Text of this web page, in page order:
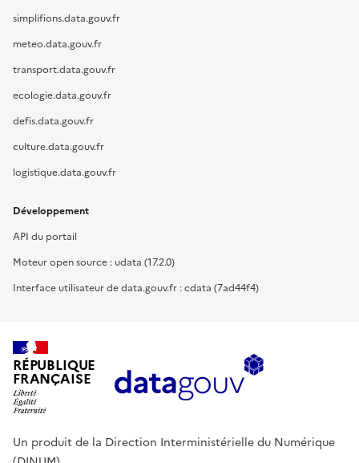
simplifions.data.gouv.fr
meteo.data.gouv.fr
transport.data.gouv.fr
ecologie.data.gouv.fr
defis.data.gouv.fr
culture.data.gouv.fr
logistique.data.gouv.fr
Développement
API du portail
Moteur open source : udata (17.2.0)
Interface utilisateur de data.gouv.fr : cdata (7ad44f4)
RÉPUBLIQUE
FRANÇAISE
Un produit de la Direction Interministérielle du Numérique